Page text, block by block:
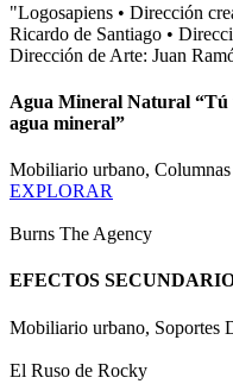
"Logosapiens • Dirección
Ricardo de Santiago •
Dirección de Arte: Juan
Agua Mineral Natural “Tú
agua mineral”
Mobiliario urbano,
EXPLORAR
Burns The Agency
EFECTOS
Mobiliario urbano, Soportes
El Ruso de Rocky